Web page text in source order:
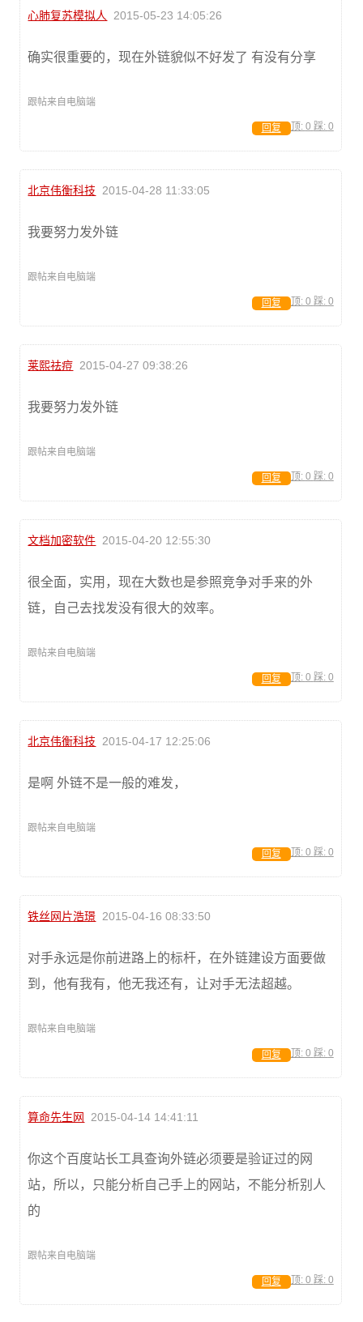
心肺复苏模拟人 2015-05-23 14:05:26
确实很重要的，现在外链貌似不好发了 有没有分享
跟帖来自电脑端
顶: 0 踩: 0
回复
北京伟衡科技 2015-04-28 11:33:05
我要努力发外链
跟帖来自电脑端
顶: 0 踩: 0
回复
莱熙祛痘 2015-04-27 09:38:26
我要努力发外链
跟帖来自电脑端
顶: 0 踩: 0
回复
文档加密软件 2015-04-20 12:55:30
很全面，实用，现在大数也是参照竞争对手来的外
链，自己去找发没有很大的效率。
跟帖来自电脑端
顶: 0 踩: 0
回复
北京伟衡科技 2015-04-17 12:25:06
是啊 外链不是一般的难发，
跟帖来自电脑端
顶: 0 踩: 0
回复
铁丝网片浩璟 2015-04-16 08:33:50
对手永远是你前进路上的标杆，在外链建设方面要做
到，他有我有，他无我还有，让对手无法超越。
跟帖来自电脑端
顶: 0 踩: 0
回复
算命先生网 2015-04-14 14:41:11
你这个百度站长工具查询外链必须要是验证过的网
站，所以，只能分析自己手上的网站，不能分析别人
的
跟帖来自电脑端
顶: 0 踩: 0
回复